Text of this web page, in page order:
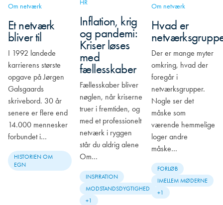
Om netværk
Et netværk
bliver til
I 1992 landede
karrierens største
opgave på Jørgen
Galsgaards
skrivebord. 30 år
senere er flere end
14.000 mennesker
forbundet i…
HISTORIEN OM
EGN
HR
Inflation, krig
og pandemi:
Kriser løses
med
fællesskaber
Fællesskaber bliver
nøglen, når kriserne
truer i fremtiden, og
med et professionelt
netværk i ryggen
står du aldrig alene
Om…
INSPIRATION
MODSTANDSDYGTIGHED
+1
Om netværk
Hvad er
Der er mange myter
omkring, hvad der
foregår i
netværksgrupper.
Nogle ser det
måske som
værende hemmelige
loger andre
måske…
FORLØB
IMELLEM MØDERNE
+1